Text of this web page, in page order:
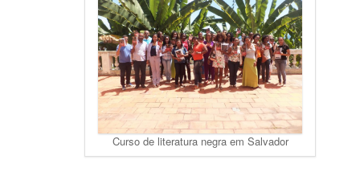
Curso de literatura negra em Salvador